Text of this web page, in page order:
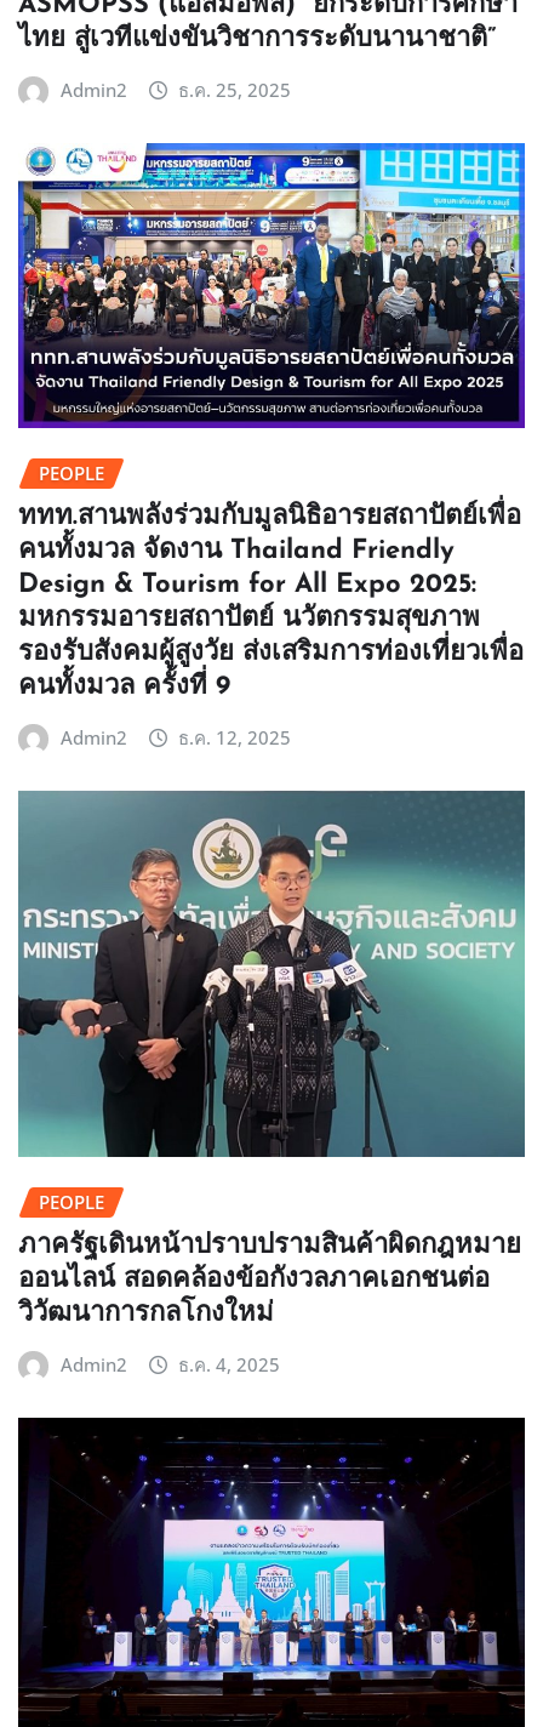
ASMOPSS (แอสมอพส์) “ยกระดับการศึกษา
ไทย สู่เวทีแข่งขันวิชาการระดับนานาชาติ”
Admin2 ธ.ค. 25, 2025
PEOPLE
ททท.สานพลังร่วมกับมูลนิธิอารยสถาปัตย์เพื่อ
คนทั้งมวล จัดงาน Thailand Friendly
Design & Tourism for All Expo 2025:
มหกรรมอารยสถาปัตย์ นวัตกรรมสุขภาพ
รองรับสังคมผู้สูงวัย ส่งเสริมการท่องเที่ยวเพื่อ
คนทั้งมวล ครั้งที่ 9
Admin2 ธ.ค. 12, 2025
PEOPLE
ภาครัฐเดินหน้าปราบปรามสินค้าผิดกฎหมาย
ออนไลน์ สอดคล้องข้อกังวลภาคเอกชนต่อ
วิวัฒนาการกลโกงใหม่
Admin2 ธ.ค. 4, 2025